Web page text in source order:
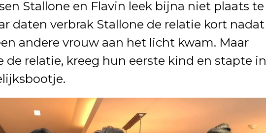
Stallone en Flavin leek bijna niet plaats te
daten verbrak Stallone de relatie kort nadat
andere vrouw aan het licht kwam. Maar
de relatie, kreeg hun eerste kind en stapte in